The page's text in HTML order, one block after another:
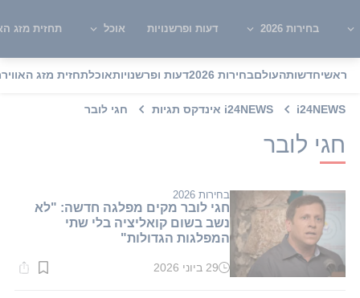
בחירות 2026 דעות ופרשנויות אוכל תחזית מזג
ראשיחדשותהעולםבחירות 2026 דעות ופרשנויותאוכלתחזית מזג האוויר
i24NEWS i24NEWS אינדקס תגיות חגי לובר
חגי לובר
בחירות 2026
חגי לובר מקים מפלגה חדשה: "לא
נשב בשום קואליציה בלי שתי
המפלגות הגדולות"
זמן29 ביוני 2026